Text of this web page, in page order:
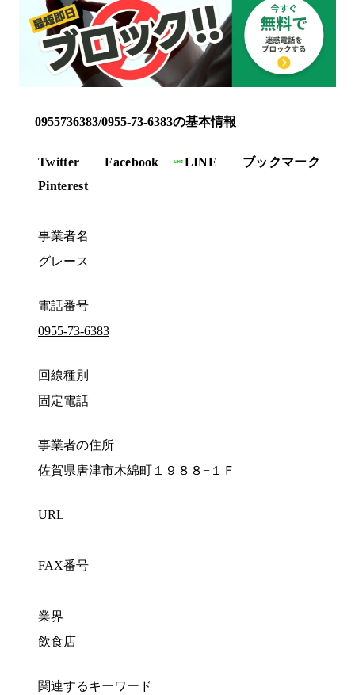
0955736383/0955-73-6383の基本情報
Twitter Facebook LINE
ブックマーク
Pinterest
事業者名
グレース
電話番号
0955-73-6383
回線種別
固定電話
事業者の住所
佐賀県唐津市木綿町１９８８−１Ｆ
URL
FAX番号
業界
飲食店
関連するキーワード